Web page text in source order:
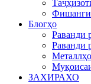
Фишанги
Блогҳо
Раванди
Раванди
ЗАХИРАХО